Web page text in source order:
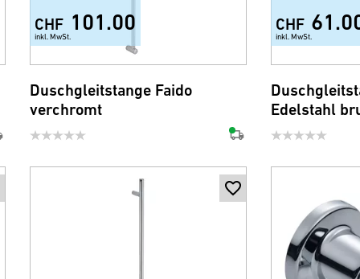
CHF 101.00
inkl. MwSt.
Duschgleitstange Faido
verchromt
CHF
inkl. MwSt.
Edelstahl